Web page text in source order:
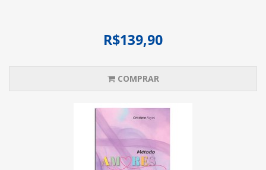
R$139,90
COMPRAR